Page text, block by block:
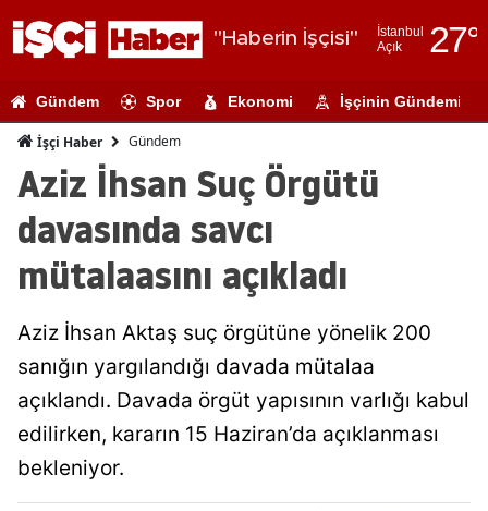
"Haberin İşçisi"
İstanbul
Açık
27°
Adıyaman
Antalya
Gündem Spor Ekonomi İşçinin Gündemi
İşçi Haber Gündem
Aziz İhsan Suç Örgütü
davasında savcı
mütalaasını açıkladı
Aziz İhsan Aktaş suç örgütüne yönelik 200
sanığın yargılandığı davada mütalaa
açıklandı. Davada örgüt yapısının varlığı kabul
edilirken, kararın 15 Haziran’da açıklanması
bekleniyor.